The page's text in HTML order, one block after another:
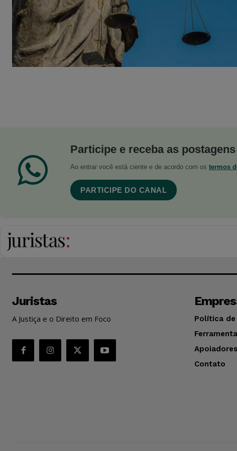
Participe e receba as
Ao entrar você está ciente e de acordo com os termos
PARTICIPE DO CANAL
Juristas
A Justiça e o Direito em Foco
Política de
Apoiadores
Contato